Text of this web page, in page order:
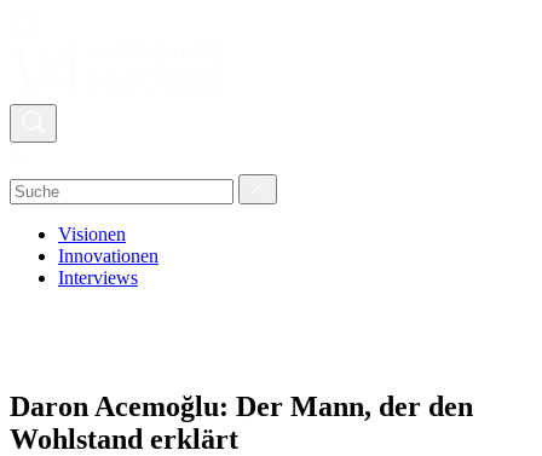
Visionen
Innovationen
Interviews
Daron Acemoğlu: Der Mann, der den
Wohlstand erklärt